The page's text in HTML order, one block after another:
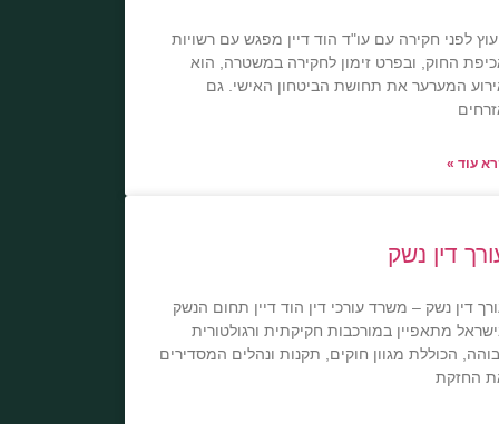
לפני חקירה עם עו"ד הוד דיין מפגש עם רשויות
החוק, ובפרט זימון לחקירה במשטרה, הוא
המערער את תחושת הביטחון האישי. גם
עוד »
דין נשק
דין נשק – משרד עורכי דין הוד דיין תחום הנשק
מתאפיין במורכבות חקיקתית ורגולטורית
הכוללת מגוון חוקים, תקנות ונהלים המסדירים
החזקת